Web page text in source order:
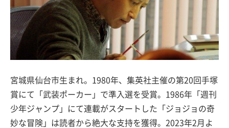
宮城県仙台市生まれ。1980年、集英社主催の第20回手塚
賞にて「武装ポーカー」で準入選を受賞。1986年「週刊
少年ジャンプ」にて連載がスタートした「ジョジョの奇
妙な冒険」は読者から絶大な支持を獲得。2023年2月よ